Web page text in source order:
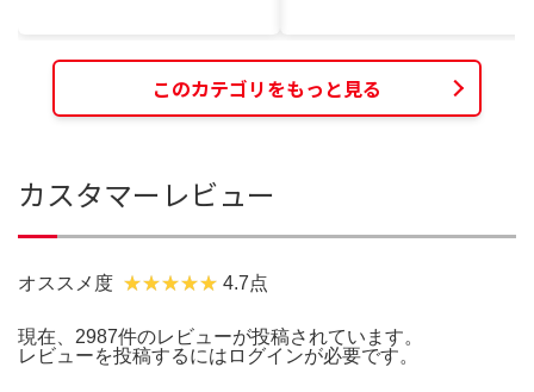
このカテゴリをもっと見る
カスタマーレビュー
オススメ度 4.7点
現在、2987件のレビューが投稿されています。
レビューを投稿するには ログインが必要です。